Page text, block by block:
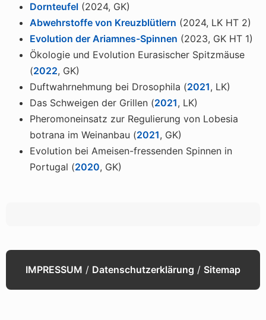
Dornteufel (2024, GK)
Abwehrstoffe von Kreuzblütlern (2024, LK HT 2)
Evolution der Ariamnes-Spinnen (2023, GK HT 1)
Ökologie und Evolution Eurasischer Spitzmäuse
(2022, GK)
Duftwahrnehmung bei Drosophila (2021, LK)
Das Schweigen der Grillen (2021, LK)
Pheromoneinsatz zur Regulierung von Lobesia
botrana im Weinanbau (2021, GK)
Evolution bei Ameisen-fressenden Spinnen in
Portugal (2020, GK)
IMPRESSUM / Datenschutzerklärung / Sitemap